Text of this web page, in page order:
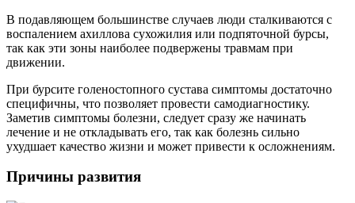
В подавляющем большинстве случаев люди сталкиваются с
воспалением ахиллова сухожилия или подпяточной бурсы,
так как эти зоны наиболее подвержены травмам при
движении.
При бурсите голеностопного сустава симптомы достаточно
специфичны, что позволяет провести самодиагностику.
Заметив симптомы болезни, следует сразу же начинать
лечение и не откладывать его, так как болезнь сильно
ухудшает качество жизни и может привести к осложнениям.
Причины развития